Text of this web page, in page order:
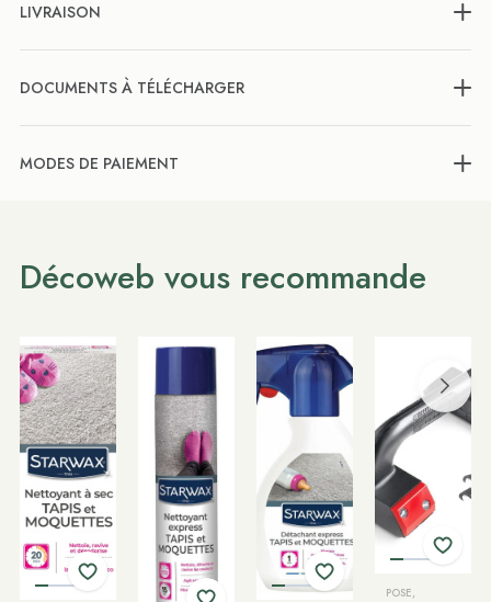
LIVRAISON
DOCUMENTS À TÉLÉCHARGER
MODES DE PAIEMENT
Décoweb vous recommande
POSE,